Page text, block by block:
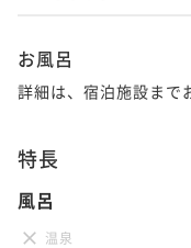
お風呂
詳細は、宿泊施設まで
特長
風呂
温泉